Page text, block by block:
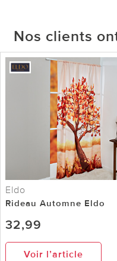
Nos clients
Eldo
Rideau Automne Eldo
32,99
Voir l’article